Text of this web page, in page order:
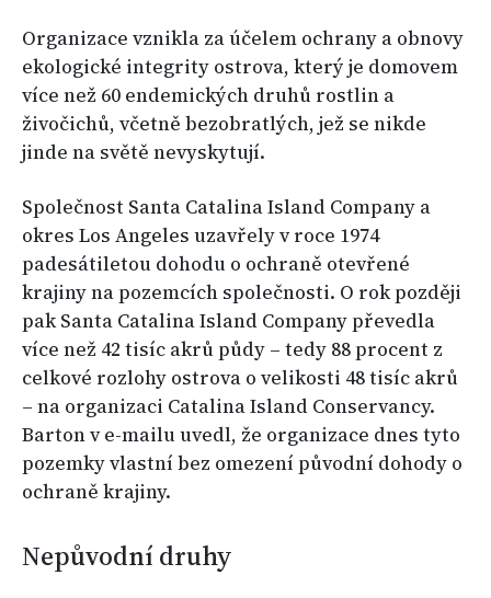
Organizace vznikla za účelem ochrany a obnovy
ekologické integrity ostrova, který je domovem
více než 60 endemických druhů rostlin a
živočichů, včetně bezobratlých, jež se nikde
jinde na světě nevyskytují.
Společnost Santa Catalina Island Company a
okres Los Angeles uzavřely v roce 1974
padesátiletou dohodu o ochraně otevřené
krajiny na pozemcích společnosti. O rok později
pak Santa Catalina Island Company převedla
více než 42 tisíc akrů půdy – tedy 88 procent z
celkové rozlohy ostrova o velikosti 48 tisíc akrů
– na organizaci Catalina Island Conservancy.
Barton v e-mailu uvedl, že organizace dnes tyto
pozemky vlastní bez omezení původní dohody o
ochraně krajiny.
Nepůvodní druhy